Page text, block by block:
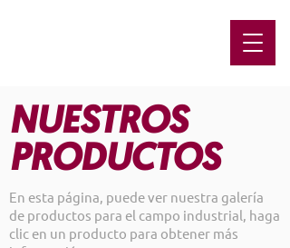
NUESTROS
PRODUCTOS
En esta página, puede ver nuestra galería
de productos para el campo industrial, haga
clic en un producto para obtener más